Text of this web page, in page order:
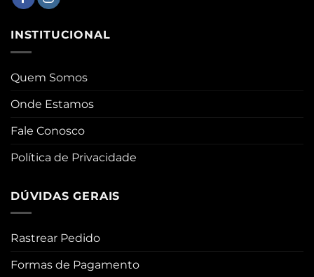
INSTITUCIONAL
Quem Somos
Onde Estamos
Fale Conosco
Política de Privacidade
DÚVIDAS GERAIS
Rastrear Pedido
Formas de Pagamento